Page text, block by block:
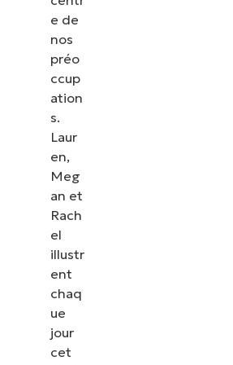
e de
nos
préo
ccup
ation
s.
Laur
en,
Meg
an et
Rach
el
illustr
ent
chaq
ue
jour
cet